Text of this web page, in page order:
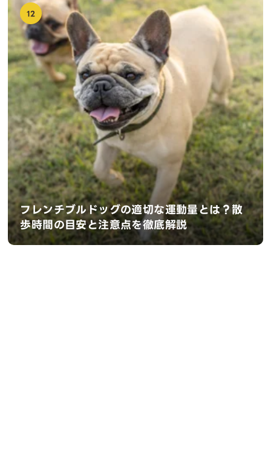
12
フレンチブルドッグの適切な運動量とは？散
歩時間の目安と注意点を徹底解説